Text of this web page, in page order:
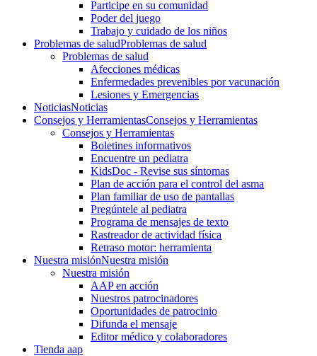
Participe en su comunidad
Poder del juego
Trabajo y cuidado de los niños
Problemas de saludProblemas de salud
Problemas de salud
Afecciones médicas
Enfermedades prevenibles por vacunación
Lesiones y Emergencias
NoticiasNoticias
Consejos y HerramientasConsejos y Herramientas
Consejos y Herramientas
Boletines informativos
Encuentre un pediatra
KidsDoc - Revise sus síntomas
Plan de acción para el control del asma
Plan familiar de uso de pantallas
Pregúntele al pediatra
Programa de mensajes de texto
Rastre​​ador de activida​d física
Retraso motor: herramienta
Nuestra misiónNuestra misión
Nuestra misión
AAP en acción
Nuestros patrocinadores
Oportunidades de patrocinio
Difunda el mensaje
Editor médico y colaboradores
Tienda aap